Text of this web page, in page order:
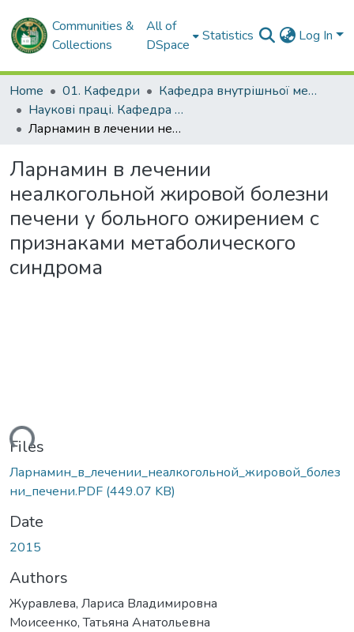
Communities &
Collections
All of
DSpace
Statistics Log In
Home 01. Кафедри
Кафедра внутрішньої медицини № 3 та ендокринології
Наукові праці. Кафедра внутрішньої медицини № 3 та ендокринології
Ларнамин в лечении неалкогольной жировой болезни печени у больного ожирением с признаками метаболического синдрома
Ларнамин в лечении
неалкогольной жировой болезни
печени у больного ожирением с
признаками метаболического
синдрома
Files
Ларнамин_в_лечении_неалкогольной_жировой_болез
ни_печени.PDF (449.07 KB)
Date
2015
Authors
Журавлева, Лариса Владимировна
Моисеенко, Татьяна Анатольевна